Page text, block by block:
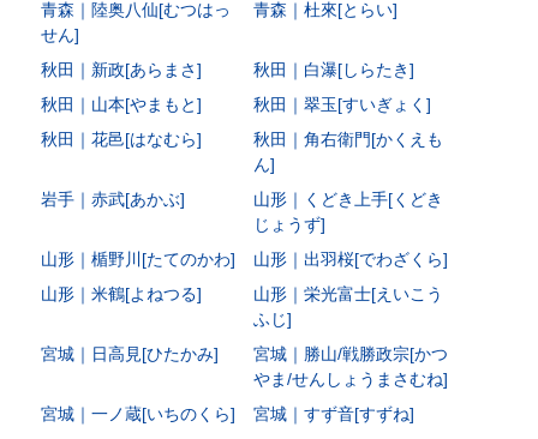
青森｜陸奥八仙[むつはっ
せん]
青森｜杜來[とらい]
秋田｜新政[あらまさ]
秋田｜白瀑[しらたき]
秋田｜山本[やまもと]
秋田｜翠玉[すいぎょく]
秋田｜花邑[はなむら]
秋田｜角右衛門[かくえも
ん]
岩手｜赤武[あかぶ]
山形｜くどき上手[くどき
じょうず]
山形｜楯野川[たてのかわ]
山形｜出羽桜[でわざくら]
山形｜米鶴[よねつる]
山形｜栄光富士[えいこう
ふじ]
宮城｜日高見[ひたかみ]
宮城｜勝山/戦勝政宗[かつ
やま/せんしょうまさむね]
宮城｜一ノ蔵[いちのくら]
宮城｜すず音[すずね]